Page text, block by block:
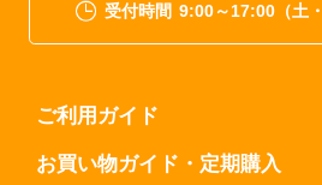
受付時間 9:00～17:00（土
ご利用ガイド
お買い物ガイド・定期購入